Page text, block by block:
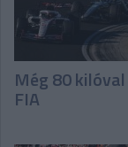
Még 80
FIA